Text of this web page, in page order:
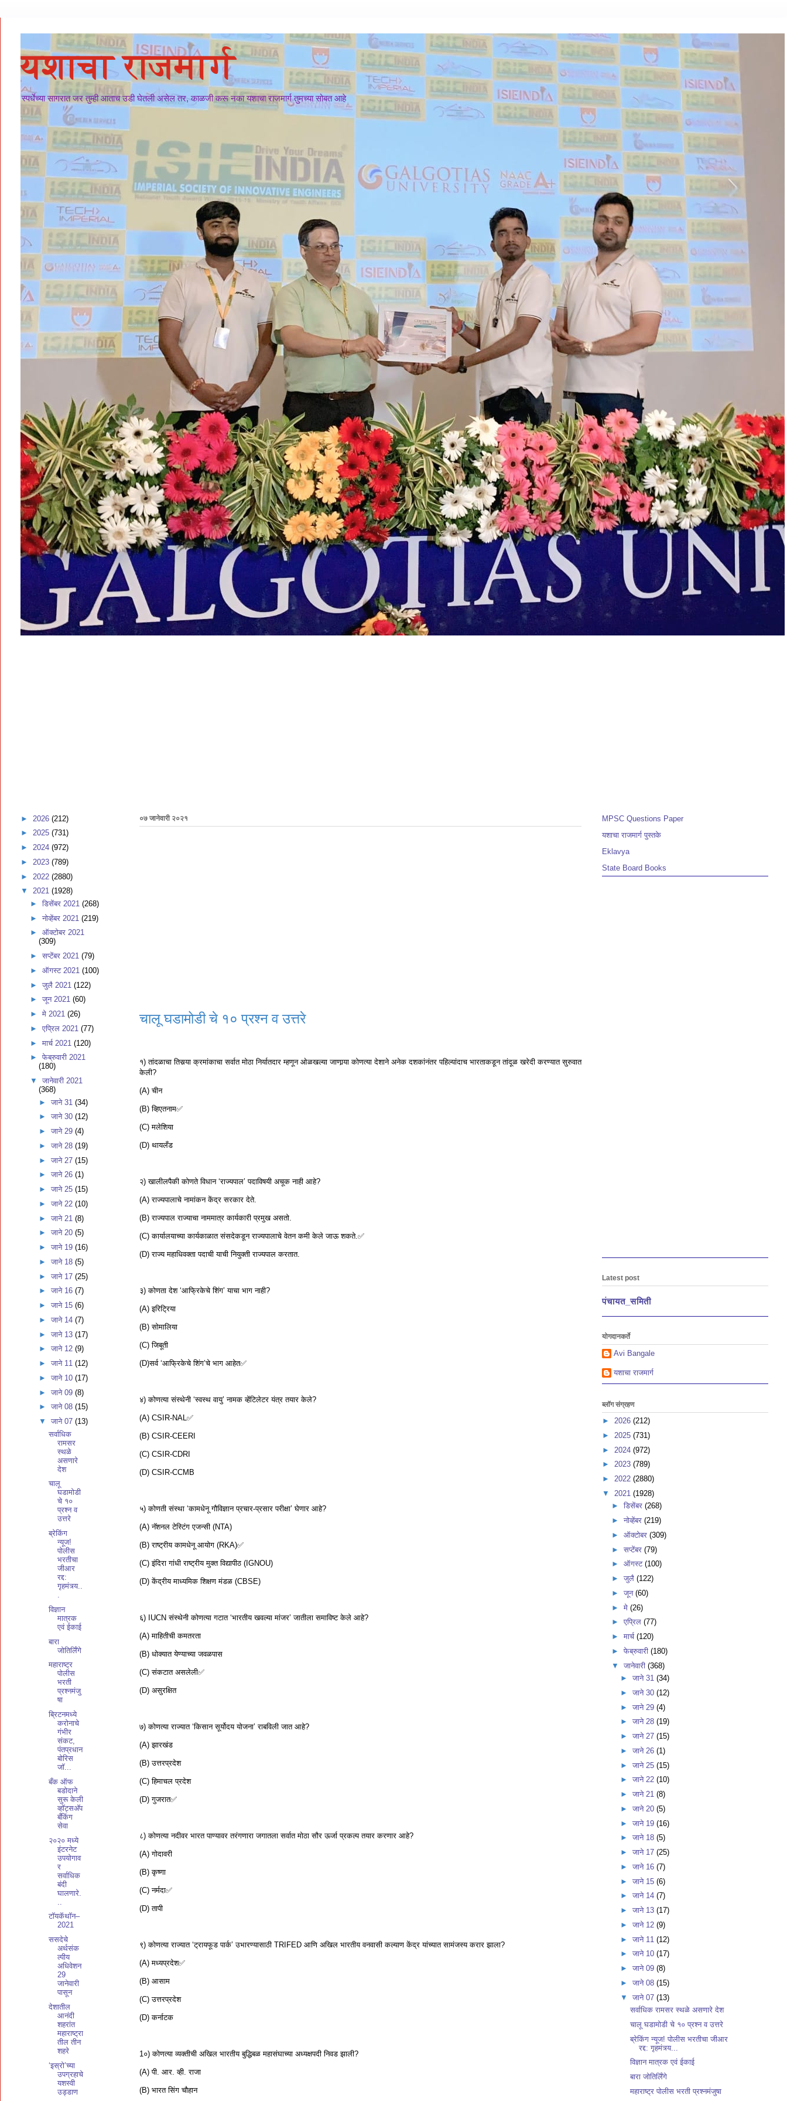
यशाचा राजमार्ग
स्पर्धेच्या सागरात जर तुम्ही आताच उडी घेतली असेल तर, काळजी करू नका यशाचा राजमार्ग तुमच्या सोबत आहे
०७ जानेवारी २०२१
चालू घडामोडी चे १० प्रश्न व उत्तरे
१) तांदळाचा तिसर्‍या क्रमांकाचा सर्वात मोठा निर्यातदार म्हणून ओळखल्या जाणार्‍या कोणत्या देशाने अनेक दशकांनंतर पहिल्यांदाच भारताकडून तांदूळ खरेदी करण्यात सुरुवात
केली?
(A) चीन
(B) व्हिएतनाम✅
(C) मलेशिया
(D) थायलँड
२) खालीलपैकी कोणते विधान ‘राज्यपाल’ पदाविषयी अचूक नाही आहे?
(A) राज्यपालाचे नामांकन केंद्र सरकार देते.
(B) राज्यपाल राज्याचा नाममात्र कार्यकारी प्रमुख असतो.
(C) कार्यालयाच्या कार्यकाळात संसदेकडून राज्यपालाचे वेतन कमी केले जाऊ शकते.✅
(D) राज्य महाधिवक्ता पदाची याची नियुक्ती राज्यपाल करतात.
३) कोणता देश ‘आफ्रिकेचे शिंग’ याचा भाग नाही?
(A) इरिट्रिया
(B) सोमालिया
(C) जिबूती
(D)सर्व ‘आफ्रिकेचे शिंग’चे भाग आहेत✅
४) कोणत्या संस्थेनी ‘स्वस्थ वायु’ नामक व्हेंटिलेटर यंत्र तयार केले?
(A) CSIR-NAL✅
(B) CSIR-CEERI
(C) CSIR-CDRI
(D) CSIR-CCMB
५) कोणती संस्था ‘कामधेनू गौविज्ञान प्रचार-प्रसार परीक्षा’ घेणार आहे?
(A) नॅशनल टेस्टिंग एजन्सी (NTA)
(B) राष्ट्रीय कामधेनू आयोग (RKA)✅
(C) इंदिरा गांधी राष्ट्रीय मुक्त विद्यापीठ (IGNOU)
(D) केंद्रीय माध्यमिक शिक्षण मंडळ (CBSE)
६) IUCN संस्थेनी कोणत्या गटात ‘भारतीय खवल्या मांजर’ जातीला समाविष्ट केले आहे?
(A) माहितीची कमतरता
(B) धोक्यात येण्याच्या जवळपास
(C) संकटात असलेली✅
(D) असुरक्षित
७) कोणत्या राज्यात ‘किसान सूर्योदय योजना’ राबविली जात आहे?
(A) झारखंड
(B) उत्तरप्रदेश
(C) हिमाचल प्रदेश
(D) गुजरात✅
८) कोणत्या नदीवर भारत पाण्यावर तरंगणारा जगातला सर्वात मोठा सौर ऊर्जा प्रकल्प तयार करणार आहे?
(A) गोदावरी
(B) कृष्णा
(C) नर्मदा✅
(D) तापी
९) कोणत्या राज्यात ‘ट्रायफूड पार्क’ उभारण्यासाठी TRIFED आणि अखिल भारतीय वनवासी कल्याण केंद्र यांच्यात सामंजस्य करार झाला?
(A) मध्यप्रदेश✅
(B) आसाम
(C) उत्तरप्रदेश
(D) कर्नाटक
1०) कोणत्या व्यक्तीची अखिल भारतीय बुद्धिबळ महासंघाच्या अध्यक्षपदी निवड झाली?
(A) पी. आर. व्ही. राजा
(B) भारत सिंग चौहान
► 2026 (212)
► 2025 (731)
► 2024 (972)
► 2023 (789)
► 2022 (2880)
▼ 2021 (1928)
► डिसेंबर 2021 (268)
► नोव्हेंबर 2021 (219)
► ऑक्टोबर 2021
(309)
► सप्टेंबर 2021 (79)
► ऑगस्ट 2021 (100)
► जुलै 2021 (122)
► जून 2021 (60)
► मे 2021 (26)
► एप्रिल 2021 (77)
► मार्च 2021 (120)
► फेब्रुवारी 2021
(180)
▼ जानेवारी 2021
(368)
►जाने 31(34)
►जाने 30(12)
►जाने 29(4)
►जाने 28(19)
►जाने 27(15)
►जाने 26(1)
►जाने 25(15)
►जाने 22(10)
►जाने 21(8)
►जाने 20(5)
►जाने 19(16)
►जाने 18(5)
►जाने 17(25)
►जाने 16(7)
►जाने 15(6)
►जाने 14(7)
►जाने 13(17)
►जाने 12(9)
►जाने 11(12)
►जाने 10(17)
►जाने 09(8)
►जाने 08(15)
▼जाने 07(13)
सर्वाधिक
रामसर
स्थळे
असणारे
देश
चालू
घडामोडी
चे १०
प्रश्न व
उत्तरे
ब्रेकिंग
न्यूज!
पोलीस
भरतीचा
जीआर
रद्द:
गृहमंत्र्य..
.
विज्ञान
मात्रक
एवं ईकाई
बारा
जोतिर्लिँगे
महाराष्ट्र
पोलीस
भरती
प्रश्नमंजु
षा
ब्रिटनमध्ये
करोनाचे
गंभीर
संकट,
पंतप्रधान
बोरिस
जॉ...
बँक ऑफ
बडोदाने
सुरू केली
व्हॉट्सअ‍ॅप
बँकिंग
सेवा
२०२० मध्ये
इंटरनेट
उपयोगाव
र
सर्वाधिक
बंदी
घालणारे.
टॉयकॅथॉन–
2021
ससदेचे
अर्थसंक
ल्पीय
अधिवेशन
29
जानेवारी
पासून
देशातील
आनंदी
शहरांत
महाराष्ट्रा
तील तीन
शहरे
‘इस्रो’च्या
उपग्रहाचे
यशस्वी
उड्डाण
MPSC Questions Paper
यशाचा राजमार्ग पुस्तके
Eklavya
State Board Books
Latest post
पंचायत_समिती
योगदानकर्ते
Avi Bangale
यशाचा राजमार्ग
ब्लॉग संग्रहण
► 2026 (212)
► 2025 (731)
► 2024 (972)
► 2023 (789)
► 2022 (2880)
▼ 2021 (1928)
► डिसेंबर (268)
► नोव्हेंबर (219)
► ऑक्टोबर (309)
► सप्टेंबर (79)
► ऑगस्ट (100)
► जुलै (122)
► जून (60)
► मे (26)
► एप्रिल (77)
► मार्च (120)
► फेब्रुवारी (180)
▼ जानेवारी (368)
►जाने 31(34)
►जाने 30(12)
►जाने 29(4)
►जाने 28(19)
►जाने 27(15)
►जाने 26(1)
►जाने 25(15)
►जाने 22(10)
►जाने 21(8)
►जाने 20(5)
►जाने 19(16)
►जाने 18(5)
►जाने 17(25)
►जाने 16(7)
►जाने 15(6)
►जाने 14(7)
►जाने 13(17)
►जाने 12(9)
►जाने 11(12)
►जाने 10(17)
►जाने 09(8)
►जाने 08(15)
▼जाने 07(13)
सर्वाधिक रामसर स्थळे असणारे देश
चालू घडामोडी चे १० प्रश्न व उत्तरे
ब्रेकिंग न्यूज! पोलीस भरतीचा जीआर
रद्द: गृहमंत्र्य...
विज्ञान मात्रक एवं ईकाई
बारा जोतिर्लिँगे
महाराष्ट्र पोलीस भरती प्रश्नमंजुषा